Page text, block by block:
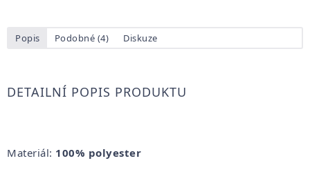
Popis Podobné (4) Diskuze
DETAILNÍ POPIS PRODUKTU
Materiál: 100% polyester